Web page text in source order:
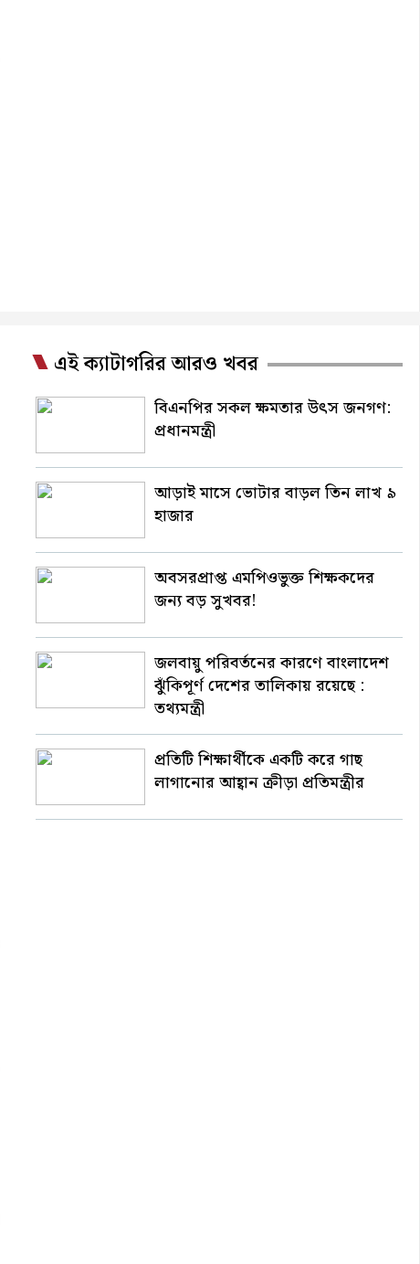
এই ক্যাটাগরির আরও খবর
বিএনপির সকল ক্ষমতার উৎস জনগণ:
প্রধানমন্ত্রী
আড়াই মাসে ভোটার বাড়ল তিন লাখ ৯
হাজার
অবসরপ্রাপ্ত এমপিওভুক্ত শিক্ষকদের
জন্য বড় সুখবর!
জলবায়ু পরিবর্তনের কারণে বাংলাদেশ
ঝুঁকিপূর্ণ দেশের তালিকায় রয়েছে :
তথ্যমন্ত্রী
প্রতিটি শিক্ষার্থীকে একটি করে গাছ
লাগানোর আহ্বান ক্রীড়া প্রতিমন্ত্রীর